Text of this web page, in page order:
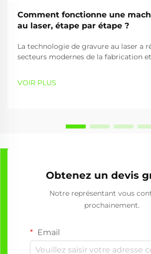
Comment fonctionne une
au laser, étape par étape ?
La technologie de gravure au laser a
secteurs modernes de la fabrication
graver utilise des faisceaux laser
VOIR PLUS
Obtenez un devis
Notre représentant vous
prochainement.
Email